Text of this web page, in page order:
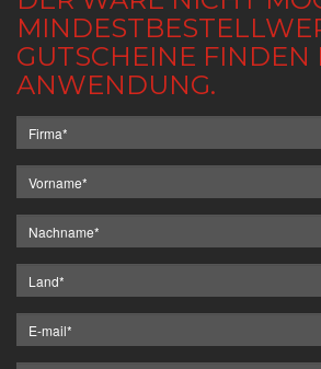
GUTSCHEINE FINDEN
ANWENDUNG.